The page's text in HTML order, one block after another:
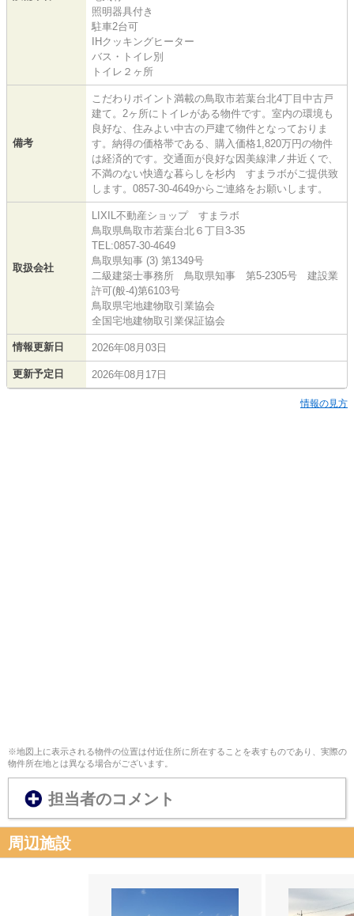
照明器具付き
駐車2台可
IHクッキングヒーター
バス・トイレ別
トイレ２ヶ所
備考
こだわりポイント満載の鳥取市若葉台北4丁目中古戸
建て。2ヶ所にトイレがある物件です。室内の環境も
良好な、住みよい中古の戸建て物件となっておりま
す。納得の価格帯である、購入価格1,820万円の物件
は経済的です。交通面が良好な因美線津ノ井近くで、
不満のない快適な暮らしを杉内 すまラボがご提供致
します。0857-30-4649からご連絡をお願いします。
取扱会社
LIXIL不動産ショップ すまラボ
鳥取県鳥取市若葉台北６丁目3-35
TEL:0857-30-4649
鳥取県知事 (3) 第1349号
二級建築士事務所 鳥取県知事 第5-2305号 建設業
許可(般-4)第6103号
鳥取県宅地建物取引業協会
全国宅地建物取引業保証協会
情報更新日 2026年08月03日
更新予定日 2026年08月17日
情報の見方
※地図上に表示される物件の位置は付近住所に所在することを表すものであり、実際の
物件所在地とは異なる場合がございます。
担当者のコメント
周辺施設